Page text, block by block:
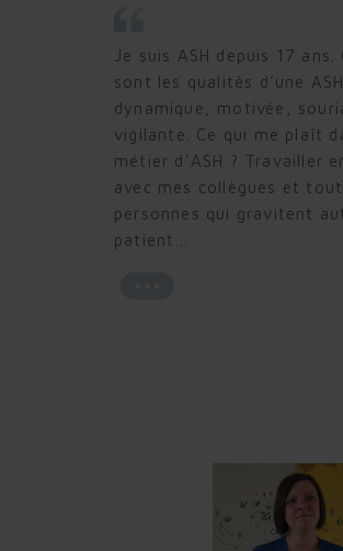
Je suis ASH depuis 17 ans.
sont les qualités d’une
dynamique, motivée,
vigilante. Ce qui me plaît
métier d’ASH ? Travailler
avec mes collègues et
personnes qui gravitent
patient…